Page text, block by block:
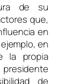
de su
que,
en
en
la propia
de